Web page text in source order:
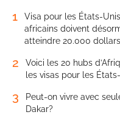
1
Visa pour les États-
africains doivent
atteindre 20.000 dollars
2
Voici les 20 hubs
les visas pour les
3
Peut-on vivre avec
Dakar?